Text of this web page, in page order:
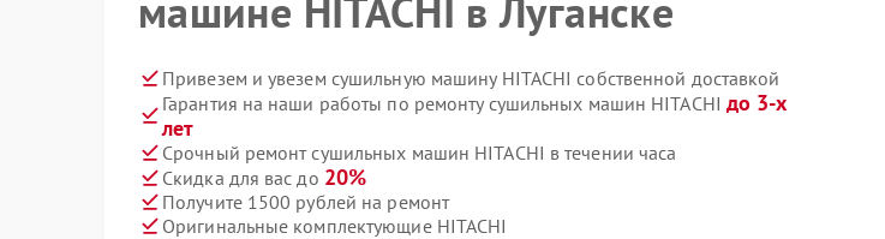
машине HITACHI в Луганске
Привезем и увезем сушильную машину HITACHI собственной доставкой
Гарантия на наши работы по ремонту сушильных машин HITACHI до 3-х
лет
Срочный ремонт сушильных машин HITACHI в течении часа
Скидка для вас до 20%
Получите 1500 рублей на ремонт
Оригинальные комплектующие HITACHI